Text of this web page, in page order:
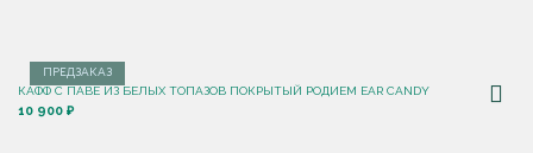
ПРЕДЗАКАЗ
КАФФ С ПАВЕ ИЗ БЕЛЫХ ТОПАЗОВ ПОКРЫТЫЙ РОДИЕМ EAR CANDY
10 900 ₽